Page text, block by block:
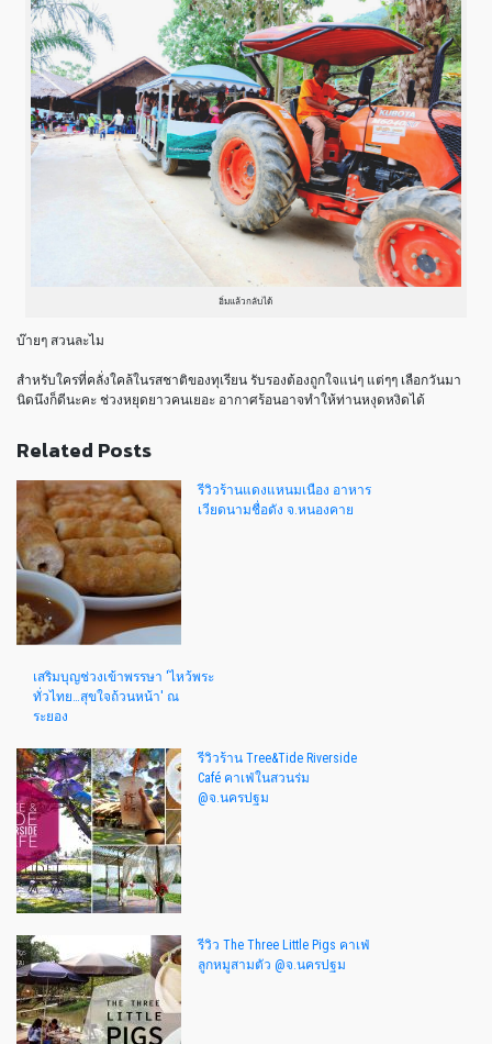
อิ่มแล้วกลับได้
บ๊ายๆ สวนละไม
สำหรับใครที่คลั่งใคล้ในรสชาติของทุเรียน รับรองต้องถูกใจแน่ๆ แต่ๆๆ เลือกวันมา
นิดนึงก็ดีนะคะ ช่วงหยุดยาวคนเยอะ อากาศร้อนอาจทำให้ท่านหงุดหงิดได้
Related Posts
รีวิวร้านแดงแหนมเนือง อาหาร
เวียดนามชื่อดัง จ.หนองคาย
เสริมบุญช่วงเข้าพรรษา 'ไหว้พระ
ทั่วไทย…สุขใจถ้วนหน้า' ณ
ระยอง
รีวิวร้าน Tree&Tide Riverside
Café คาเฟ่ในสวนร่ม
@จ.นครปฐม
รีวิว The Three Little Pigs คาเฟ่
ลูกหมูสามตัว @จ.นครปฐม